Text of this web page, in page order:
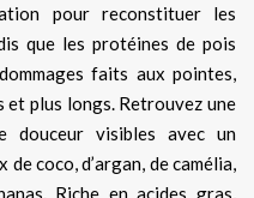
pour reconstituer les
que les protéines de pois
faits aux pointes,
plus longs. Retrouvez une
douceur visibles avec un
coco, d’argan, de camélia,
Riche en acides gras,